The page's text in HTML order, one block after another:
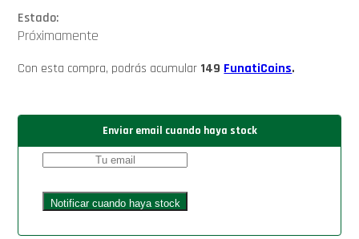
Estado:
Próximamente
Con esta compra, podrás acumular 149 FunatiCoins.
Enviar email cuando haya stock